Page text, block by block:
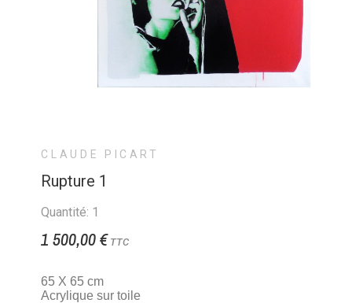
CLAUDE PICART
Rupture 1
Quantité: 1
1 500,00 € TTC
65 X 65 cm
Acrylique sur toile